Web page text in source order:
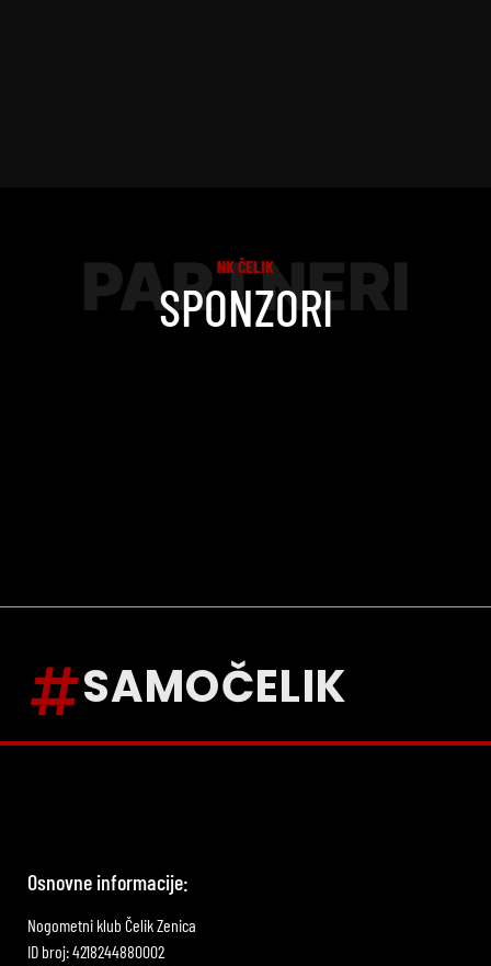
PARTNERI
NK ČELIK
SPONZORI
SAMOČELIK
Osnovne informacije:
Nogometni klub Čelik Zenica
ID broj: 4218244880002